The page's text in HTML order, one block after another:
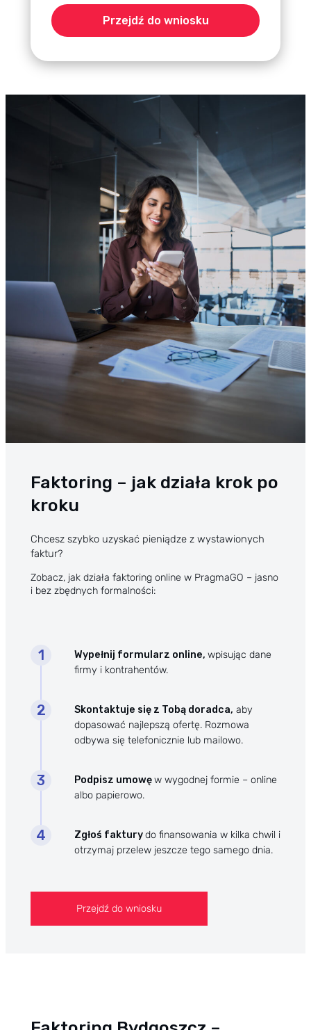
Przejdź do wniosku
Faktoring – jak działa krok po
kroku
Chcesz szybko uzyskać pieniądze z wystawionych
faktur?
Zobacz, jak działa faktoring online w PragmaGO – jasno
i bez zbędnych formalności:
Wypełnij formularz online, wpisując dane
firmy i kontrahentów.
Skontaktuje się z Tobą doradca, aby
dopasować najlepszą ofertę. Rozmowa
odbywa się telefonicznie lub mailowo.
Podpisz umowęw wygodnej formie – online
albo papierowo.
Zgłoś fakturydo finansowania w kilka chwil i
otrzymaj przelew jeszcze tego samego dnia.
Przejdź do wniosku